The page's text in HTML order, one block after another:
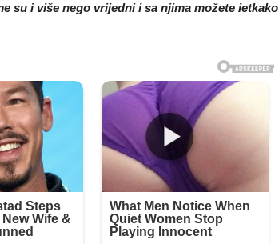
su i više nego vrijedni i sa njima možete ietkako